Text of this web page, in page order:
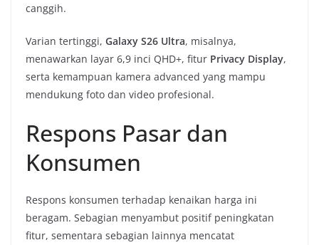
canggih.
Varian tertinggi, Galaxy S26 Ultra, misalnya,
menawarkan layar 6,9 inci QHD+, fitur Privacy Display,
serta kemampuan kamera advanced yang mampu
mendukung foto dan video profesional.
Respons Pasar dan
Konsumen
Respons konsumen terhadap kenaikan harga ini
beragam. Sebagian menyambut positif peningkatan
fitur, sementara sebagian lainnya mencatat